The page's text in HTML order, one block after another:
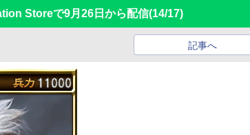
Storeで9月26日から配信(14/17)
記事へ